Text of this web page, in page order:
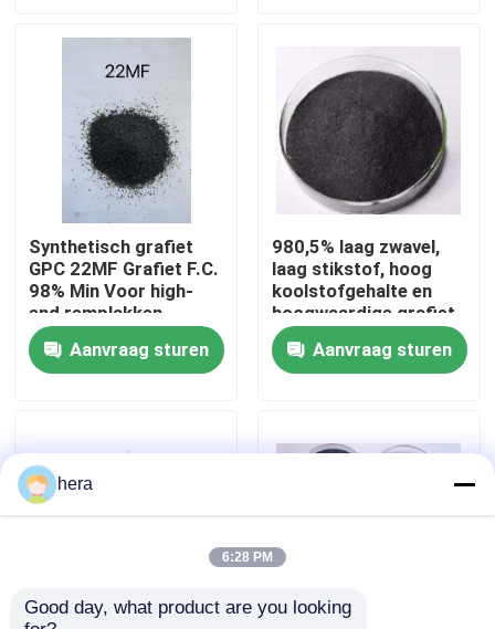
Ongeveer ons
Fabrieksreis
Kwaliteitscontrole
Contacteer ons
Gevallen
Natuurlijk Vlokgrafiet
Synthetisch grafiet
GPC 22MF Grafiet F.C.
98% Min Voor high-
end remplakken
Aanvraag sturen
980,5% laag zwavel,
laag stikstof, hoog
koolstofgehalte en
hoogwaardige grafiet
petroleum cokes
Aanvraag sturen
hera
6:28 PM
Good day, what product are you looking